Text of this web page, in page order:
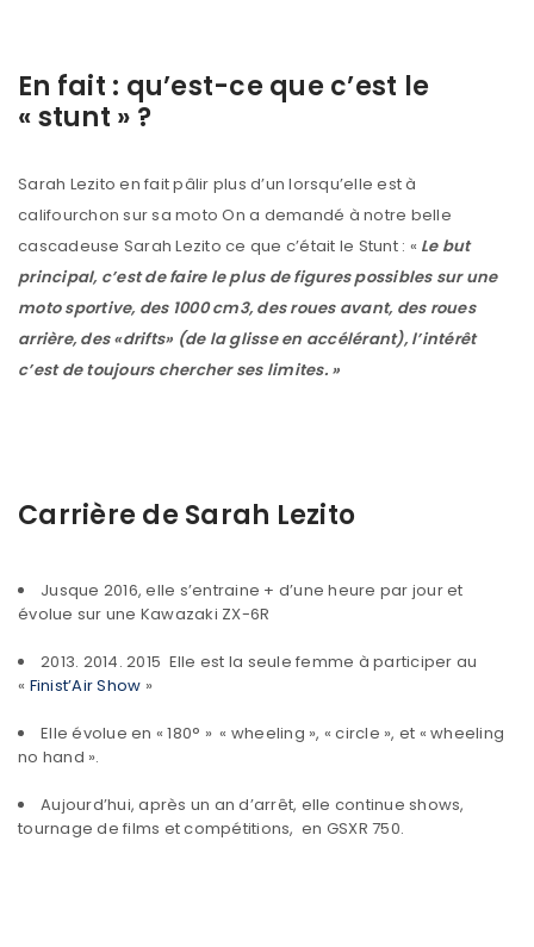
En fait : qu’est-ce que c’est le
« stunt » ?
Sarah Lezito en fait pâlir plus d’un lorsqu’elle est à
califourchon sur sa moto On a demandé à notre belle
cascadeuse Sarah Lezito ce que c’était le Stunt : « Le but
principal, c’est de faire le plus de figures possibles sur une
moto sportive, des 1000 cm3, des roues avant, des roues
arrière, des «drifts» (de la glisse en accélérant), l’intérêt
c’est de toujours chercher ses limites. »
Carrière de Sarah Lezito
Jusque 2016, elle s’entraine + d’une heure par jour et
évolue sur une Kawazaki ZX-6R
2013. 2014. 2015 Elle est la seule femme à participer au
« Finist’Air Show »
Elle évolue en « 180° » « wheeling », « circle », et « wheeling
no hand ».
Aujourd’hui, après un an d’arrêt, elle continue shows,
tournage de films et compétitions, en GSXR 750.